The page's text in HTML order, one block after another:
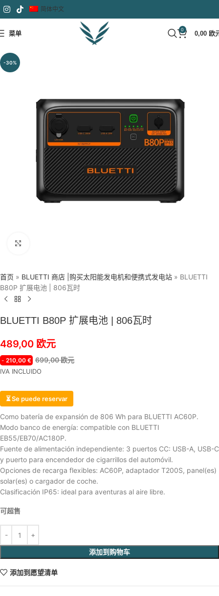
简体中文
菜单 0 0,00 欧
-30%
首页 » BLUETTI 商店 |购买太阳能发电机和便携式发电站 » BLUETTI
B80P 扩展电池 | 806瓦时
BLUETTI B80P 扩展电池 | 806瓦时
489,00 欧元
- 210,00 € 699,00欧元
IVA INCLUIDO
⏳ Se puede reservar
Como batería de expansión de 806 Wh para BLUETTI AC60P.
Modo banco de energía: compatible con BLUETTI
EB55/EB70/AC180P.
Fuente de alimentación independiente: 3 puertos CC: USB-A, USB-C
y puerto para encendedor de cigarrillos del automóvil.
Opciones de recarga flexibles: AC60P, adaptador T200S, panel(es)
solar(es) o cargador de coche.
Clasificación IP65: ideal para aventuras al aire libre.
可超售
添加到购物车
添加到愿望清单